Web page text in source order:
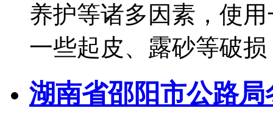
养护等诸多因素，使
一些起皮、露砂等破损
湖南省邵阳市公路